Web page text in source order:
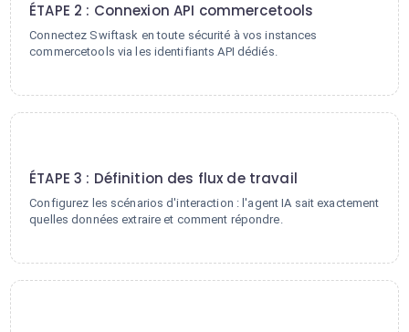
ÉTAPE 2 : Connexion API commercetools
Connectez Swiftask en toute sécurité à vos instances
commercetools via les identifiants API dédiés.
ÉTAPE 3 : Définition des flux de travail
Configurez les scénarios d'interaction : l'agent IA sait exactement
quelles données extraire et comment répondre.